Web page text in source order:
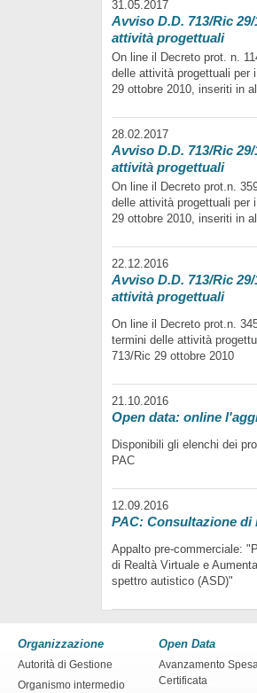
31.05.2017
Avviso D.D. 713/Ric
attività progettuali
On line il Decreto prot. n.
delle attività progettuali per
29 ottobre 2010, inseriti in
28.02.2017
Avviso D.D. 713/Ric
attività progettuali
On line il Decreto prot.n.
delle attività progettuali per
29 ottobre 2010, inseriti in
22.12.2016
Avviso D.D. 713/Ric
attività progettuali
On line il Decreto prot.n.
termini delle attività
713/Ric 29 ottobre 2010
21.10.2016
Open data: online
Disponibili gli elenchi dei
PAC
12.09.2016
PAC: Consultazione di
Appalto pre-commerciale:
di Realtà Virtuale e
spettro autistico (ASD)"
Organizzazione
Autorità di Gestione
Organismo intermedio
Open Data
Avanzamento
Certificata